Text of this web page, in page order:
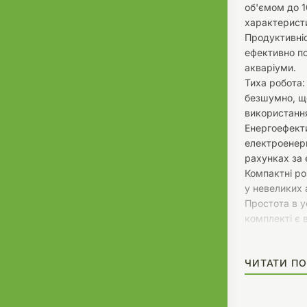
об'ємом до
ефективно
акваріуми.
Тиха
безшумно,
рахунках за
Компактні
у невеликих
Простота в
комплекті є
ЧИТАТИ